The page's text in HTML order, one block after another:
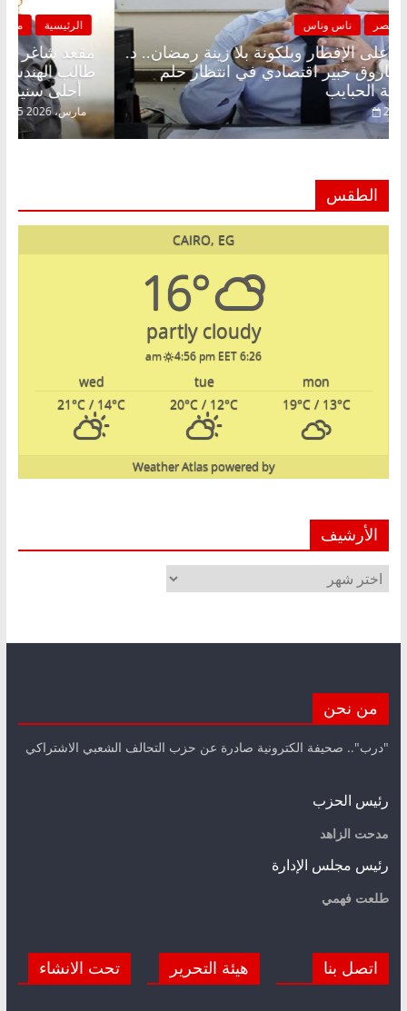
الرئيسية مصر ناس وناس
مقعد شاغر على الإفطار وبلكونة بلا زينة رمضان.. د.
عبدالخالق فاروق خبير اقتصادي في انتظار حلم
الحرية ولمة الحبايب
22 فبراير، 2026
الطقس
CAIRO, EG
16°
partly cloudy
6:26 am
4:56 pm EET
mon
tue
wed
19°C/ 13°C
20°C / 12°C
21°C / 14°C
powered by
Weather Atlas
الأرشيف
الأرشيف
من نحن
"درب".. صحيفة الكترونية صادرة عن حزب التحالف الشعبي الاشتراكي
رئيس الحزب
مدحت الزاهد
رئيس مجلس الإدارة
طلعت فهمي
اتصل بنا هيئة التحرير تحت الانشاء